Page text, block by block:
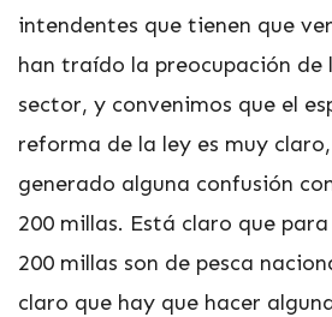
intendentes que tienen que
han traído la preocupación de
sector, y convenimos que el
reforma de la ley es muy
generado alguna confusión
200 millas. Está claro que
200 millas son de pesca
claro que hay que hacer